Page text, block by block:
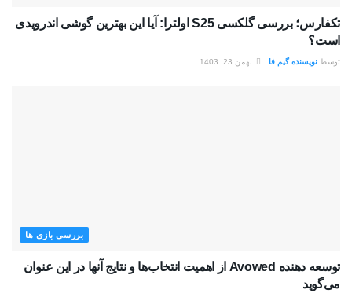
تکفارس؛ بررسی گلکسی S25 اولترا: آیا این بهترین گوشی اندرویدی
است؟
توسط نویسنده گیم فا بهمن 23, 1403
بررسی بازی ها
توسعه دهنده Avowed از اهمیت انتخاب‌ها و نتایج آنها در این عنوان
می‌گوید